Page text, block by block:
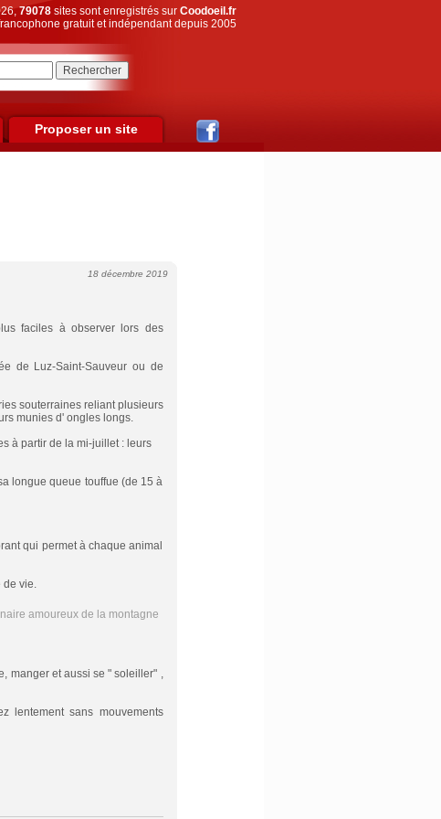
79078sites sont enregistrés sur Coodoeil.fr
gratuit et indépendant depuis 2005
Proposer un site
18 décembre 2019
faciles à observer lors des
de Luz-Saint-Sauveur ou de
souterraines reliant plusieurs
munies d' ongles longs.
à partir de la mi-juillet : leurs
longue queue touffue (de 15 à
qui permet à chaque animal
de vie.
manger et aussi se " soleiller" ,
lentement sans mouvements